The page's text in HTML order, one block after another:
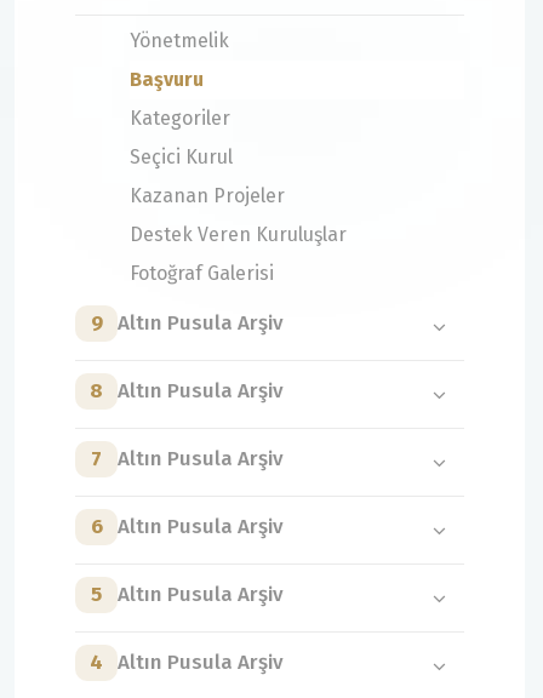
Yönetmelik
Başvuru
Kategoriler
Seçici Kurul
Kazanan Projeler
Destek Veren Kuruluşlar
Fotoğraf Galerisi
9 Altın Pusula Arşiv
8 Altın Pusula Arşiv
7 Altın Pusula Arşiv
6 Altın Pusula Arşiv
5 Altın Pusula Arşiv
4 Altın Pusula Arşiv